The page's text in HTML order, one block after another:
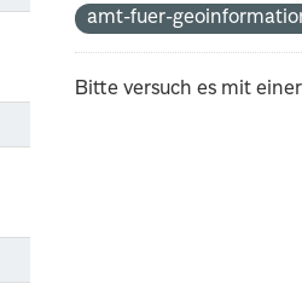
amt-fuer-
Bitte versuch es mit